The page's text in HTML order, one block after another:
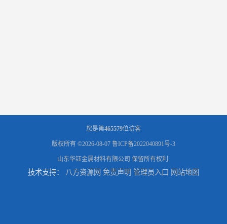
您是第465579位访客
版权所有 ©2026-08-07 鲁ICP备2022040891号-3
山东华钰金属材料有限公司 保留所有权利.
技术支持： 八方资源网 免责声明 管理员入口 网站地图